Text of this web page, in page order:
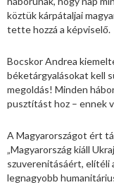
köztük kárpátaljai
tette hozzá a képviselő.
Bocskor Andrea
béketárgyalásokat kell
megoldás! Minden
pusztítást hoz – ennek
A Magyarországot ért
„Magyarország kiáll
szuverenitásáért, elítéli
legnagyobb